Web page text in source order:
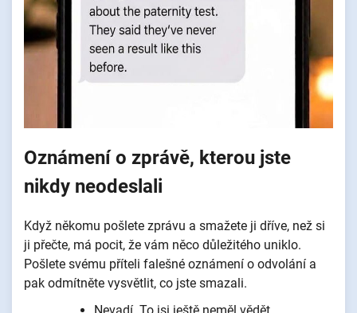
Oznámení o zprávě, kterou jste
nikdy neodeslali
Když někomu pošlete zprávu a smažete ji dříve, než si
ji přečte, má pocit, že vám něco důležitého uniklo.
Pošlete svému příteli falešné oznámení o odvolání a
pak odmítněte vysvětlit, co jste smazali.